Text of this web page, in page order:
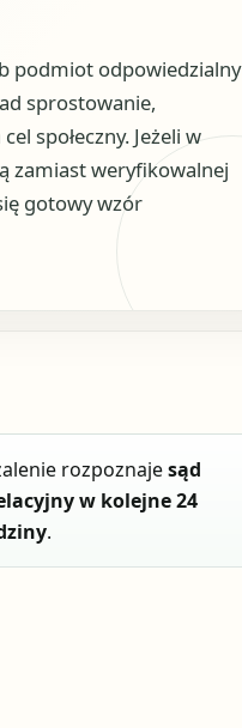
podmiot odpowiedzialny
sprostowanie,
społeczny. Jeżeli w
zamiast weryfikowalnej
gotowy wzór
rozpoznajesąd
w kolejne 24
.